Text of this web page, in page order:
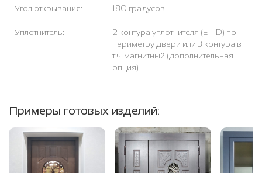
Угол открывания: 180 градусов
Уплотнитель:
2 контура уплотнителя (Е + D) по
периметру двери или 3 контура в
т.ч. магнитный (дополнительная
опция)
Примеры готовых изделий: